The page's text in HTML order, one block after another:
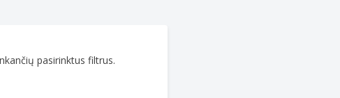
pasirinktus filtrus.